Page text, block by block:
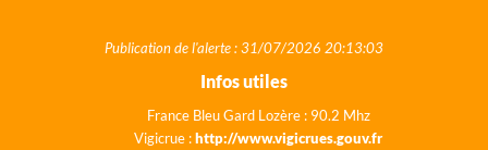
Publication de l'alerte : 31/07/2026 20:13:03
Infos utiles
France Bleu Gard Lozère : 90.2 Mhz
Vigicrue :http://www.vigicrues.gouv.fr